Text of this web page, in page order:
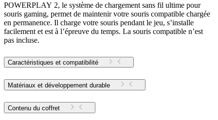
POWERPLAY 2, le système de chargement sans fil ultime pour
souris gaming, permet de maintenir votre souris compatible chargée
en permanence. Il charge votre souris pendant le jeu, s’installe
facilement et est à l’épreuve du temps. La souris compatible n’est
pas incluse.
Caractéristiques et compatibilité
Matériaux et développement durable
Contenu du coffret